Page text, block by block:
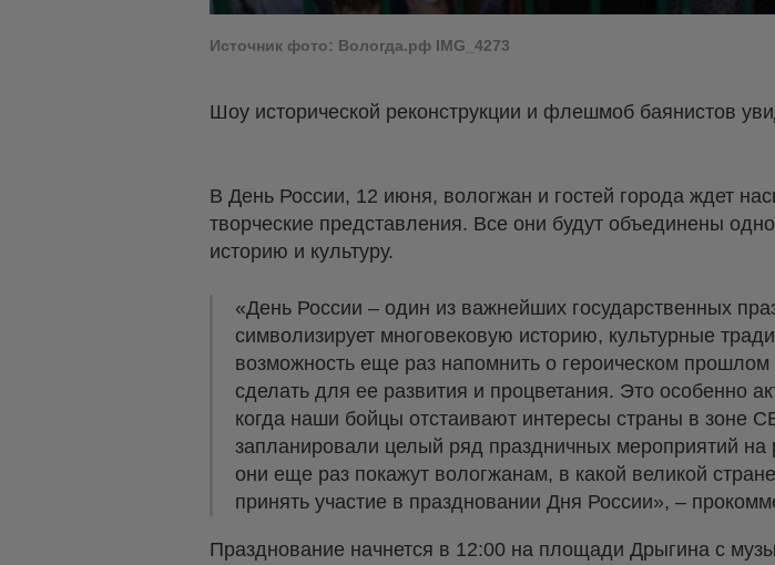
Источник фото: Вологда.рф IMG_4273
Шоу исторической реконструкции и флешмоб баянистов
В День России, 12 июня, вологжан и гостей города ждет
творческие представления. Все они будут объединены
историю и культуру.
«День России – один из важнейших государственных
символизирует многовековую историю, культурные
возможность еще раз напомнить о героическом
сделать для ее развития и процветания. Это особенно
когда наши бойцы отстаивают интересы страны в зоне
запланировали целый ряд праздничных мероприятий
они еще раз покажут вологжанам, в какой великой
принять участие в праздновании Дня России», –
Празднование начнется в 12:00 на площади Дрыгина с